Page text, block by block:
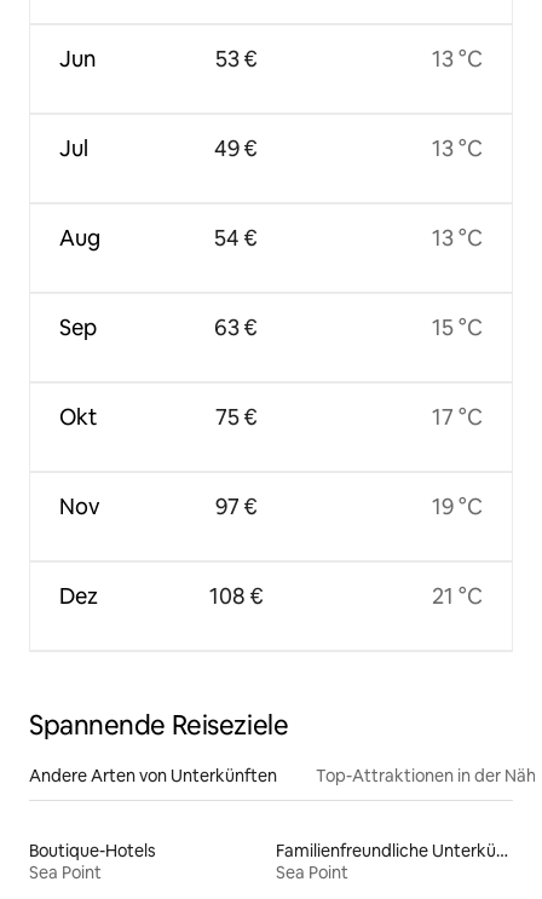
Jun
Jul
Aug
Sep
Okt
Nov
Dez
53 €
49 €
54 €
63 €
75 €
97 €
108 €
13 °C
13 °C
13 °C
15 °C
17 °C
19 °C
21 °C
Spannende Reiseziele
Andere Arten von Unterkünften Top-Attraktionen in der
Boutique-Hotels
Sea Point
Familienfreundliche Unterkünfte
Sea Point